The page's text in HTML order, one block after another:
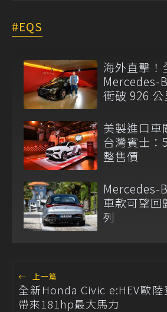
EQS
海外直擊！
Mercedes-
衝破 926
美製進口車
台灣賓士：
整售價
Mercedes-
車款可望回
列
← 上一篇
全新Honda Civic e:HEV歐
帶來181hp最大馬力